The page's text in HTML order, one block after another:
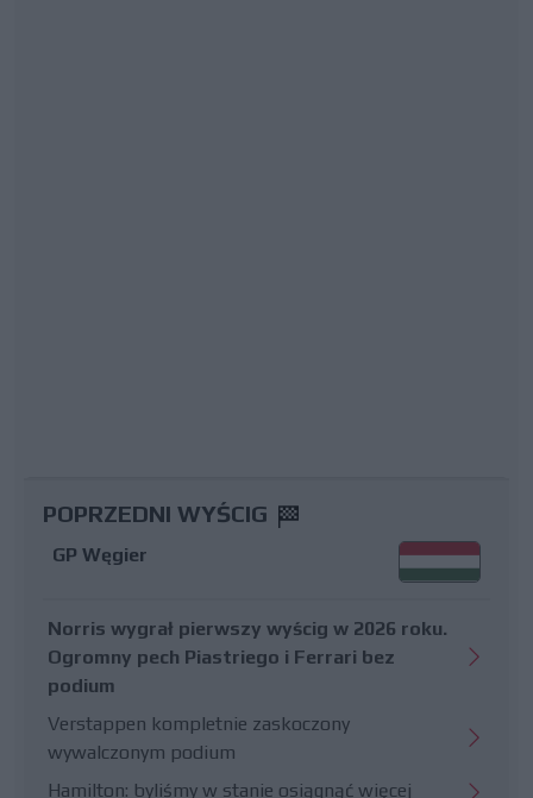
POPRZEDNI WYŚCIG
GP Węgier
Norris wygrał pierwszy wyścig w 2026 roku.
Ogromny pech Piastriego i Ferrari bez
podium
Verstappen kompletnie zaskoczony
wywalczonym podium
Hamilton: byliśmy w stanie osiągnąć więcej